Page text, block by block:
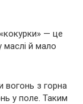
— це
маслі й мало
вогонь з горна
у поле. Таким